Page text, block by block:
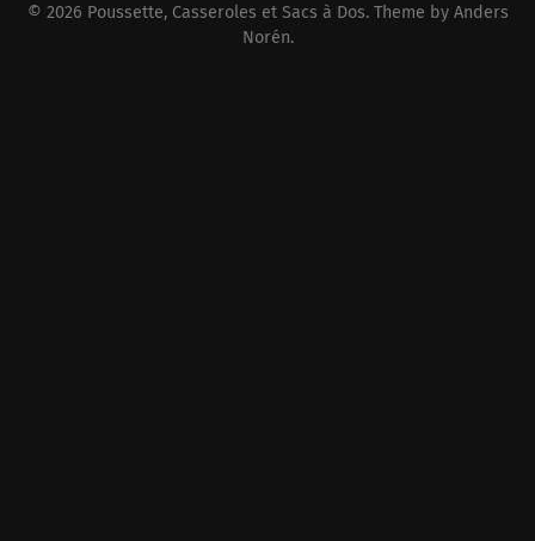
© 2026 Poussette, Casseroles et Sacs à Dos. Theme by Anders
Norén.